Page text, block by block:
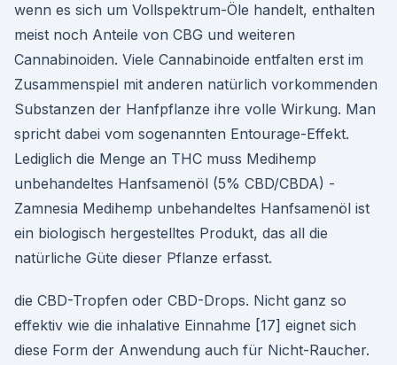
wenn es sich um Vollspektrum-Öle handelt, enthalten
meist noch Anteile von CBG und weiteren
Cannabinoiden. Viele Cannabinoide entfalten erst im
Zusammenspiel mit anderen natürlich vorkommenden
Substanzen der Hanfpflanze ihre volle Wirkung. Man
spricht dabei vom sogenannten Entourage-Effekt.
Lediglich die Menge an THC muss Medihemp
unbehandeltes Hanfsamenöl (5% CBD/CBDA) -
Zamnesia Medihemp unbehandeltes Hanfsamenöl ist
ein biologisch hergestelltes Produkt, das all die
natürliche Güte dieser Pflanze erfasst.
die CBD-Tropfen oder CBD-Drops. Nicht ganz so
effektiv wie die inhalative Einnahme [17] eignet sich
diese Form der Anwendung auch für Nicht-Raucher.